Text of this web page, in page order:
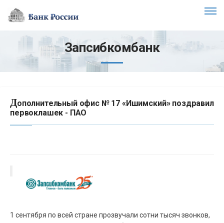
Запсибкомбанк
Дополнительный офис № 17 «Ишимский» поздравил
первоклашек - ПАО
1 сентября по всей стране прозвучали сотни тысяч звонков,